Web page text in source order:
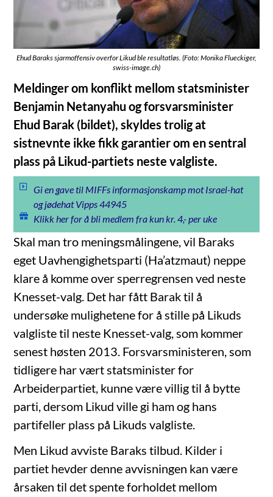
Ehud Baraks sjarmoffensiv overfor Likud ble resultatløs. (Foto: Monika Flueckiger,
swiss-image.ch)
Meldinger om konflikt mellom statsminister
Benjamin Netanyahu og forsvarsminister
Ehud Barak (bildet), skyldes trolig at
sistnevnte ikke fikk garantier om en sentral
plass på Likud-partiets neste valgliste.
Gi en gave til MIFFs informasjonskamp mot Israel-hat
og jødehat Vipps 44945
Klikk her for å bli medlem fra kun kr. 4,- per uke
Skal man tro meningsmålingene, vil Baraks
eget Uavhengighetsparti (Ha’atzmaut) neppe
klare å komme over sperregrensen ved neste
Knesset-valg. Det har fått Barak til å
undersøke mulighetene for å stille på Likuds
valgliste til neste Knesset-valg, som kommer
senest høsten 2013. Forsvarsministeren, som
tidligere har vært statsminister for
Arbeiderpartiet, kunne være villig til å bytte
parti, dersom Likud ville gi ham og hans
partifeller plass på Likuds valgliste.
Men Likud avviste Baraks tilbud. Kilder i
partiet hevder denne avvisningen kan være
årsaken til det spente forholdet mellom